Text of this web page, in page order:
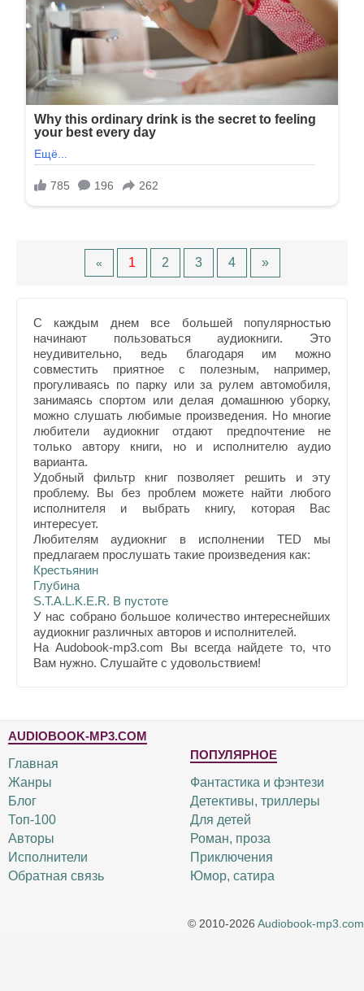
« 1 2 3 4 »
С каждым днем все большей популярностью
начинают пользоваться аудиокниги. Это
неудивительно, ведь благодаря им можно
совместить приятное с полезным, например,
прогуливаясь по парку или за рулем автомобиля,
занимаясь спортом или делая домашнюю уборку,
можно слушать любимые произведения. Но многие
любители аудиокниг отдают предпочтение не
только автору книги, но и исполнителю аудио
варианта.
Удобный фильтр книг позволяет решить и эту
проблему. Вы без проблем можете найти любого
исполнителя и выбрать книгу, которая Вас
интересует.
Любителям аудиокниг в исполнении TED мы
предлагаем прослушать такие произведения как:
Крестьянин
Глубина
S.T.A.L.K.E.R. В пустоте
У нас собрано большое количество интереснейших
аудиокниг различных авторов и исполнителей.
На Audobook-mp3.com Вы всегда найдете то, что
Вам нужно. Слушайте с удовольствием!
AUDIOBOOK-MP3.COM
Главная
Жанры
Блог
Топ-100
Авторы
Исполнители
Обратная связь
ПОПУЛЯРНОЕ
Фантастика и фэнтези
Детективы, триллеры
Для детей
Роман, проза
Приключения
Юмор, сатира
© 2010-2026 Audiobook-mp3.com